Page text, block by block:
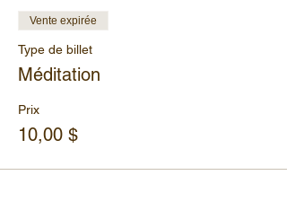
Vente expirée
Type de billet
Méditation
Prix
10,00 $